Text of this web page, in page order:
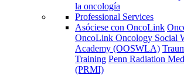
la oncología
Professional Services
Asóciese con OncoLink
OncoLink Oncology Social
Academy (OOSWLA)
Training Penn Radiation
(PRMI)